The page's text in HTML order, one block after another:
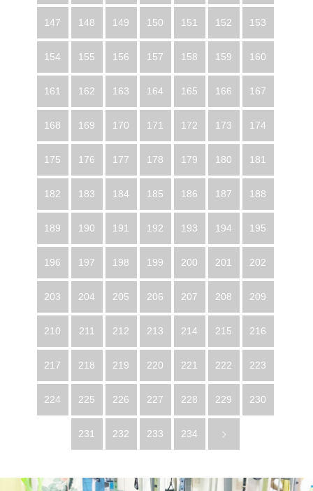
147 148 149 150 151 152 153
154 155 156 157 158 159 160
161 162 163 164 165 166 167
168 169 170 171 172 173 174
175 176 177 178 179 180 181
182 183 184 185 186 187 188
189 190 191 192 193 194 195
196 197 198 199 200 201 202
203 204 205 206 207 208 209
210 211 212 213 214 215 216
217 218 219 220 221 222 223
224 225 226 227 228 229 230
231 232 233 234